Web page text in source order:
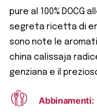
pure al 100% DOCG
segreta ricetta di
sono note le
china calissaja
genziana e il
Abbinamenti: